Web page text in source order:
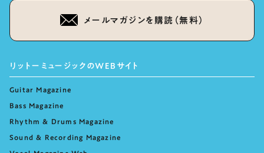
メールマガジンを購読（無料）
リットーミュージックのWEBサイト
Guitar Magazine
Bass Magazine
Rhythm & Drums Magazine
Sound & Recording Magazine